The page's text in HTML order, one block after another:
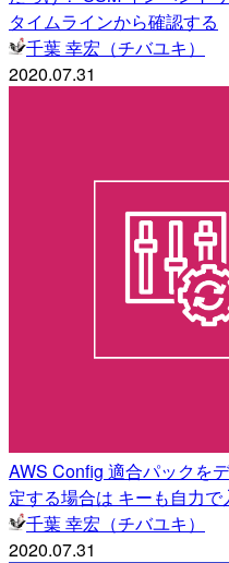
タイムラインから確認する
千葉 幸宏（チバユキ）
2020.07.31
AWS Config 適合パックを
定する場合は キーも自力で
千葉 幸宏（チバユキ）
2020.07.31